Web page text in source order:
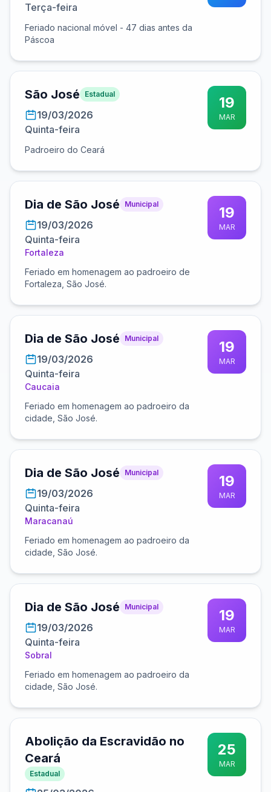
Terça-feira
Feriado nacional móvel - 47 dias antes da
Páscoa
São José Estadual
19/03/2026
Quinta-feira
Padroeiro do Ceará
19
MAR
Dia de São José Municipal
19/03/2026
Quinta-feira
Fortaleza
Feriado em homenagem ao padroeiro de
Fortaleza, São José.
19
MAR
Dia de São José Municipal
19/03/2026
Quinta-feira
Caucaia
Feriado em homenagem ao padroeiro da
cidade, São José.
19
MAR
Dia de São José Municipal
19/03/2026
Quinta-feira
Maracanaú
Feriado em homenagem ao padroeiro da
cidade, São José.
19
MAR
Dia de São José Municipal
19/03/2026
Quinta-feira
Sobral
Feriado em homenagem ao padroeiro da
cidade, São José.
19
MAR
Abolição da Escravidão no
Ceará
Estadual
25
MAR